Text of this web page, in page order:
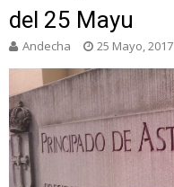
del 25 Mayu
Andecha 25 Mayo, 2017